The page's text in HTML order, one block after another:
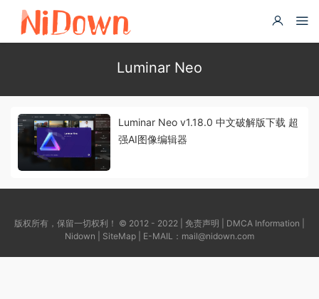
Luminar Neo
Luminar Neo v1.18.0 中文破解版下载 超
强AI图像编辑器
版权所有，保留一切权利！ © 2012 - 2022 | 免责声明 DMCA Information
Nidown
SiteMap | E-MAIL： mail@nidown.com